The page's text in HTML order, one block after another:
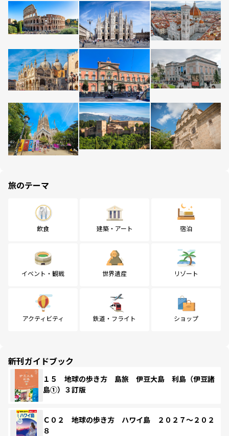
旅のテーマ
飲食 建築・アート 宿泊
イベント・観戦 世界遺産 リゾート
アクティビティ 鉄道・フライト ショップ
新刊ガイドブック
１５ 地球の歩き方 島旅 伊豆大島 利島（伊豆諸
島①）３訂版
Ｃ０２ 地球の歩き方 ハワイ島 ２０２７～２０２
８